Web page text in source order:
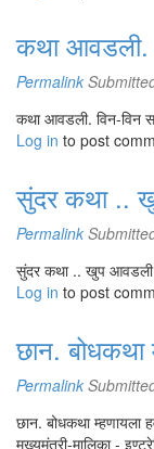
कथा आवडली.
Permalink
कथा आवडली. विन-विन
Log in to post
सुंदर कथा ..
Permalink
सुंदर कथा .. खुप
Log in to post
छान. बोधकथा
Permalink
छान. बोधकथा
मुख्यमंत्री-मालिका -